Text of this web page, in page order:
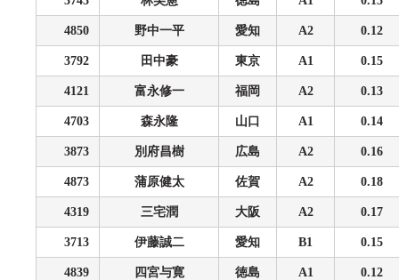
4850 野中一平 愛知 A2 0.12
3792 田中豪 東京 A1 0.15
4121 富永修一 福岡 A2 0.13
4703 森永隆 山口 A1 0.14
3873 別府昌樹 広島 A2 0.16
4873 蒲原健太 佐賀 A2 0.18
4319 三宅潤 大阪 A2 0.17
3713 伊藤誠二 愛知 B1 0.15
4839 四宮与寛 徳島 A1 0.12